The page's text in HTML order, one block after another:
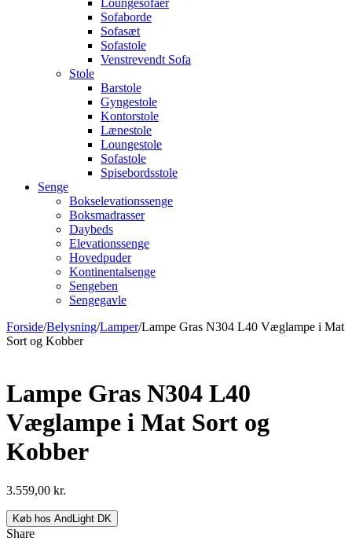
Loungesofaer
Sofaborde
Sofasæt
Sofastole
Venstrevendt Sofa
Stole
Barstole
Gyngestole
Kontorstole
Lænestole
Loungestole
Sofastole
Spisebordsstole
Senge
Bokselevationssenge
Boksmadrasser
Daybeds
Elevationssenge
Hovedpuder
Kontinentalsenge
Sengeben
Sengegavle
Forside/Belysning/Lamper/Lampe Gras N304 L40 Væglampe i Mat
Sort og Kobber
Lampe Gras N304 L40
Væglampe i Mat Sort og
Kobber
3.559,00 kr.
Køb hos AndLight DK
Share